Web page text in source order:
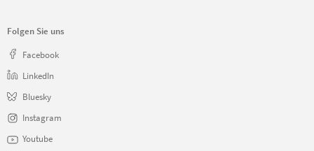
Folgen Sie uns
Facebook
LinkedIn
Bluesky
Instagram
Youtube